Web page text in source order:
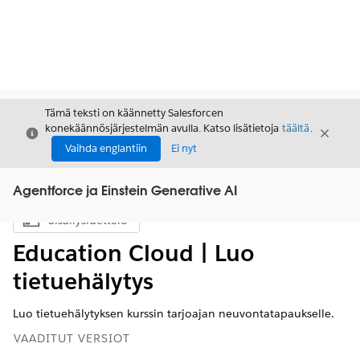
Sulje
Tämä teksti on käännetty Salesforcen
konekäännösjärjestelmän avulla. Katso lisätietoja täältä.
Vaihda englantiin
Ei nyt
Sulje
Agentforce ja Einstein Generative AI
Näytä sisällysluettelo
Sisällysluettelo
Education Cloud | Luo
tietuehälytys
Luo tietuehälytyksen kurssin tarjoajan neuvontatapaukselle.
VAADITUT VERSIOT